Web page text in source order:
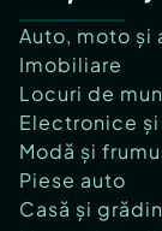
Auto, moto și
Imobiliare
Locuri de
Electronice
Modă și
Piese auto
Casă și